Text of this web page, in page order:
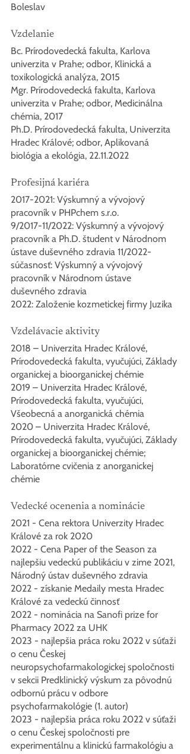
Boleslav
Vzdelanie
Bc. Prírodovedecká fakulta, Karlova
univerzita v Prahe; odbor, Klinická a
toxikologická analýza, 2015
Mgr. Prírodovedecká fakulta, Karlova
univerzita v Prahe; odbor, Medicinálna
chémia, 2017
Ph.D. Prírodovedecká fakulta, Univerzita
Hradec Králové; odbor, Aplikovaná
biológia a ekológia, 22.11.2022
Profesijná kariéra
2017-2021: Výskumný a vývojový
pracovník v PHPchem s.r.o.
9/2017-11/2022: Výskumný a vývojový
pracovník a Ph.D. študent v Národnom
ústave duševného zdravia 11/2022-
súčasnosť: Výskumný a vývojový
pracovník v Národnom ústave
duševného zdravia
2022: Založenie kozmetickej firmy Juzika
Vzdelávacie aktivity
2018 – Univerzita Hradec Králové,
Prírodovedecká fakulta, vyučujúci, Základy
organickej a bioorganickej chémie
2019 – Univerzita Hradec Králové,
Prírodovedecká fakulta, vyučujúci,
Všeobecná a anorganická chémia
2020 – Univerzita Hradec Králové,
Prírodovedecká fakulta, vyučujúci, Základy
organickej a bioorganickej chémie;
Laboratórne cvičenia z anorganickej
chémie
Vedecké ocenenia a nominácie
2021 - Cena rektora Univerzity Hradec
Králové za rok 2020
2022 - Cena Paper of the Season za
najlepšiu vedeckú publikáciu v zime 2021,
Národný ústav duševného zdravia
2022 - získanie Medaily mesta Hradec
Králové za vedeckú činnosť
2022 - nominácia na Sanofi prize for
Pharmacy 2022 za UHK
2023 - najlepšia práca roku 2022 v súťaži
o cenu Českej
neuropsychofarmakologickej spoločnosti
v sekcii Predklinický výskum za pôvodnú
odbornú prácu v odbore
psychofarmakológie (1. autor)
2023 - najlepšia práca roku 2022 v súťaži
o cenu Českej spoločnosti pre
experimentálnu a klinickú farmakológiu a